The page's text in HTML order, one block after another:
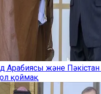
Арабиясы және
қоймақ